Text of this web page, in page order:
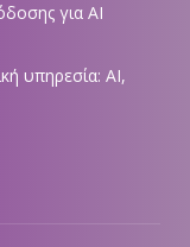
για AI
υπηρεσία: AI,